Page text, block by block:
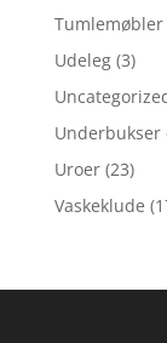
Tumlemøbler
Udeleg (3)
Underbukser
Uroer (23)
Vaskeklude